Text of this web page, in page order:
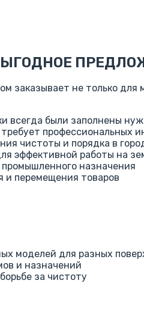
заказывает не только
всегда были заполнены
профессиональных
чистоты и порядка в
эффективной работы на
назначения
и перемещения товаров
моделей для разных
и назначений
за чистоту